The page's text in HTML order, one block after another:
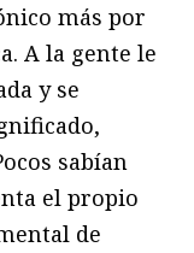
más por
A la gente le
y se
sabían
el propio
de